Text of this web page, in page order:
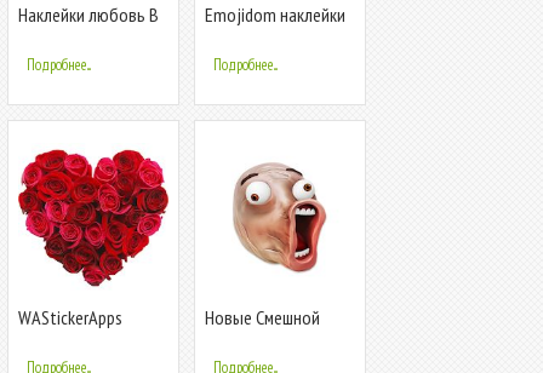
Наклейки любовь В
WAstickerApps
Подробнее...
Emojidom наклейки
(WAStickerApps)
Подробнее...
WAStickerApps
Подробнее...
Новые Смешной
WhatsApp
Подробнее...